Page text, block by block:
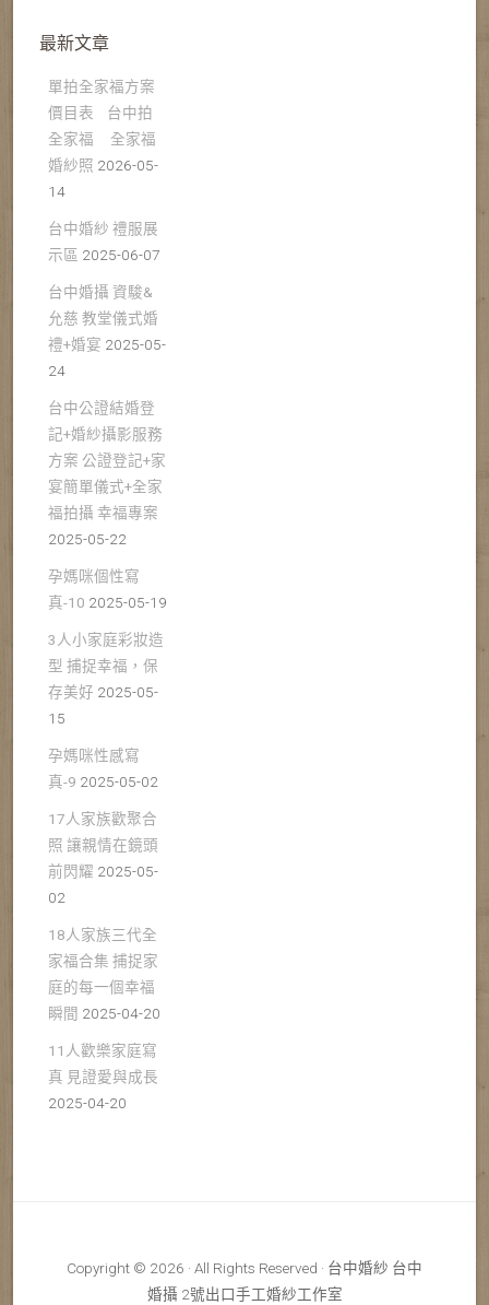
最新文章
單拍全家福方案
價目表 台中拍
全家福 全家福
婚紗照 2026-05-
14
台中婚紗 禮服展
示區 2025-06-07
台中婚攝 資駿&
允慈 教堂儀式婚
禮+婚宴 2025-05-
24
台中公證結婚登
記+婚紗攝影服務
方案 公證登記+家
宴簡單儀式+全家
福拍攝 幸福專案
2025-05-22
孕媽咪個性寫
真-10 2025-05-19
3人小家庭彩妝造
型 捕捉幸福，保
存美好 2025-05-
15
孕媽咪性感寫
真-9 2025-05-02
17人家族歡聚合
照 讓親情在鏡頭
前閃耀 2025-05-
02
18人家族三代全
家福合集 捕捉家
庭的每一個幸福
瞬間 2025-04-20
11人歡樂家庭寫
真 見證愛與成長
2025-04-20
Copyright © 2026 · All Rights Reserved · 台中婚紗 台中
婚攝 2號出口手工婚紗工作室